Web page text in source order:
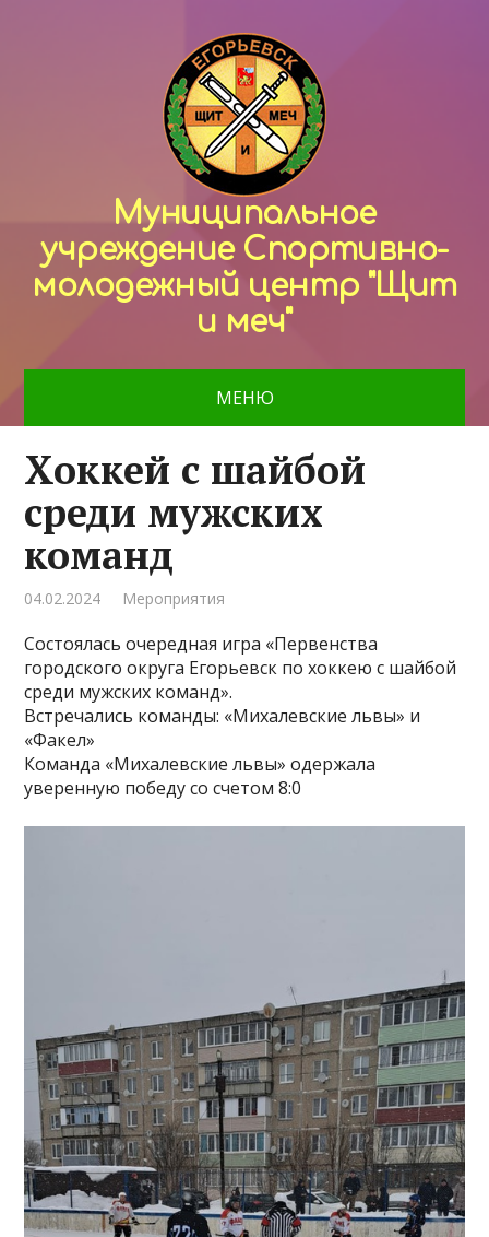
Муниципальное
учреждение Спортивно-
молодежный центр "Щит
и меч"
МЕНЮ
Хоккей с шайбой
среди мужских
команд
04.02.2024 Мероприятия
Состоялась очередная игра «Первенства
городского округа Егорьевск по хоккею с шайбой
среди мужских команд».
Встречались команды: «Михалевские львы» и
«Факел»
Команда «Михалевские львы» одержала
уверенную победу со счетом 8:0